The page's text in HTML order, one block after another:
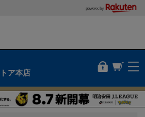
powered by
ア本店